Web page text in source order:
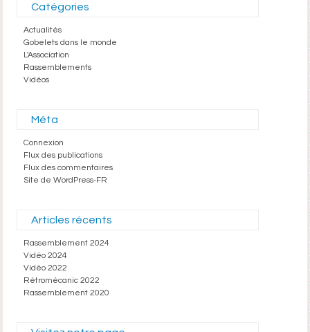
Catégories
Actualités
Gobelets dans le monde
L'Association
Rassemblements
Vidéos
Méta
Connexion
Flux des publications
Flux des commentaires
Site de WordPress-FR
Articles récents
Rassemblement 2024
Vidéo 2024
Vidéo 2022
Rétromécanic 2022
Rassemblement 2020